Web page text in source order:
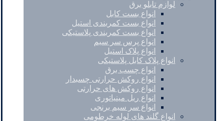
لوازم تابلو برق
انواع بست کابل
انواع بست کمربندی استیل
انواع بست کمربندی پلاستیکی
انواع پرس سر سیم
انواع پلاک استیل
انواع پلاک کابل پلاستیکی
انواع چسب برق
انواع روکش حرارتی چسبدار
انواع روکش های حرارتی
انواع ریل مینیاتوری
انواع سر سیم برنجی
انواع گلند های لوله خرطومی